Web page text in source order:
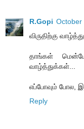
R.Gopi October
விருதிற்கு
தாங்கள்
வாழ்த்துக்கள்...
எப்போவும் போல,
Reply